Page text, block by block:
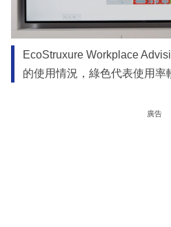
EcoStruxure Workplace
的使用情況，綠色代表使用率
廣告